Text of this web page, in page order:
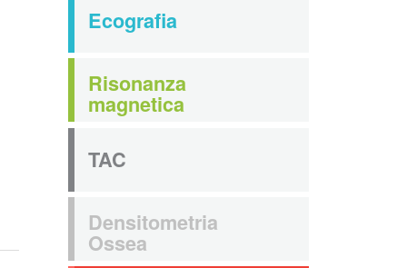
Ecografia
Risonanza
magnetica
TAC
Densitometria
Ossea